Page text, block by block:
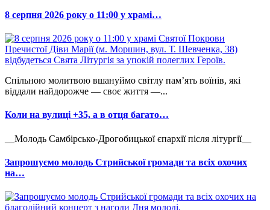
8 серпня 2026 року о 11:00 у храмі…
Спільною молитвою вшануймо світлу пам’ять воїнів, які
віддали найдорожче — своє життя —...
Коли на вулиці +35, а в отця багато…
__Молодь Самбірсько-Дрогобицької єпархії після літургії__
Запрошуємо молодь Стрийської громади та всіх охочих
на…